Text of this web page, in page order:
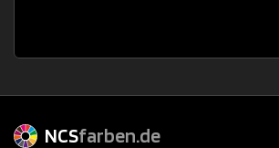
NCSfarben.de